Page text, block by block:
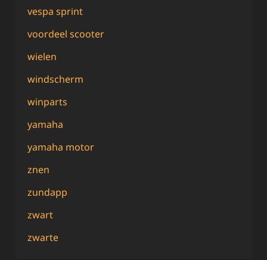
vespa sprint
voordeel scooter
wielen
windscherm
winparts
yamaha
yamaha motor
znen
zundapp
zwart
zwarte